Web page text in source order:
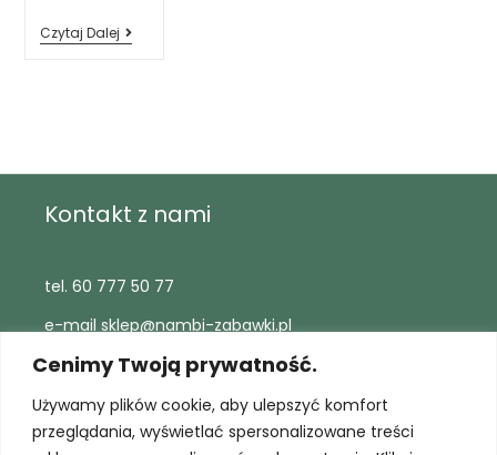
Cenimy Twoją prywatność.
Używamy plików cookie, aby ulepszyć komfort
przeglądania, wyświetlać spersonalizowane treści
Czytaj Dalej
Kontakt z nami
tel. 60 777 50 77
e-mail sklep@nambi-zabawki.pl
Pomoc
Polityka prywatności